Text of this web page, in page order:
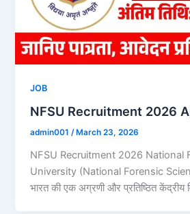
JOB
NFSU Recruitment 2026
admin001/ March 23, 2026
NFSU Recruitment 2026 National
University (National Forensic
भारत की एक अग्रणी और प्रतिष्ठित केंद्रीय